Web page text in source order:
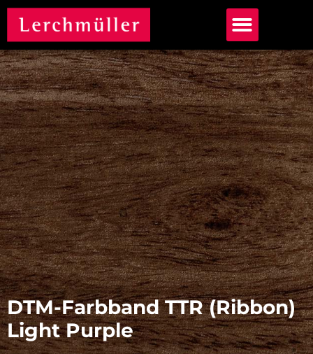
DTM-Farbband TTR (Ribbon)
Light Purple